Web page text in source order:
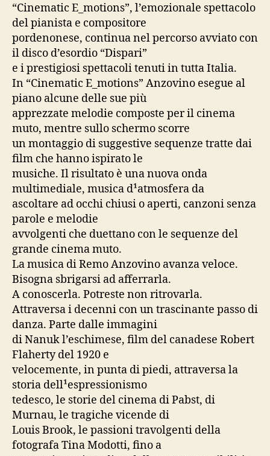
“Cinematic E_motions”, l’emozionale spettacolo
del pianista e compositore
pordenonese, continua nel percorso avviato con
il disco d’esordio “Dispari”
e i prestigiosi spettacoli tenuti in tutta Italia.
In “Cinematic E_motions” Anzovino esegue al
piano alcune delle sue più
apprezzate melodie composte per il cinema
muto, mentre sullo schermo scorre
un montaggio di suggestive sequenze tratte dai
film che hanno ispirato le
musiche. Il risultato è una nuova onda
multimediale, musica d¹atmosfera da
ascoltare ad occhi chiusi o aperti, canzoni senza
parole e melodie
avvolgenti che duettano con le sequenze del
grande cinema muto.
La musica di Remo Anzovino avanza veloce.
Bisogna sbrigarsi ad afferrarla.
A conoscerla. Potreste non ritrovarla.
Attraversa i decenni con un trascinante passo di
danza. Parte dalle immagini
di Nanuk l’eschimese, film del canadese Robert
Flaherty del 1920 e
velocemente, in punta di piedi, attraversa la
storia dell¹espressionismo
tedesco, le storie del cinema di Pabst, di
Murnau, le tragiche vicende di
Louis Brook, le passioni travolgenti della
fotografa Tina Modotti, fino a